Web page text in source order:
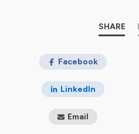
SHARE
Facebook
LinkedIn
Email